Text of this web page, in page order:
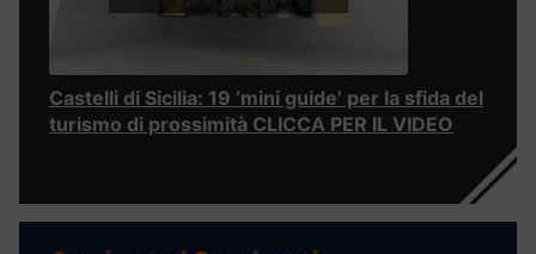
Castelli di Sicilia: 19 ‘mini guide’ per la sfida del
turismo di prossimità CLICCA PER IL VIDEO